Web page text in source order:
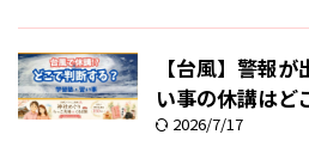
【台風】警報
い事の休講はど
2026/7/17